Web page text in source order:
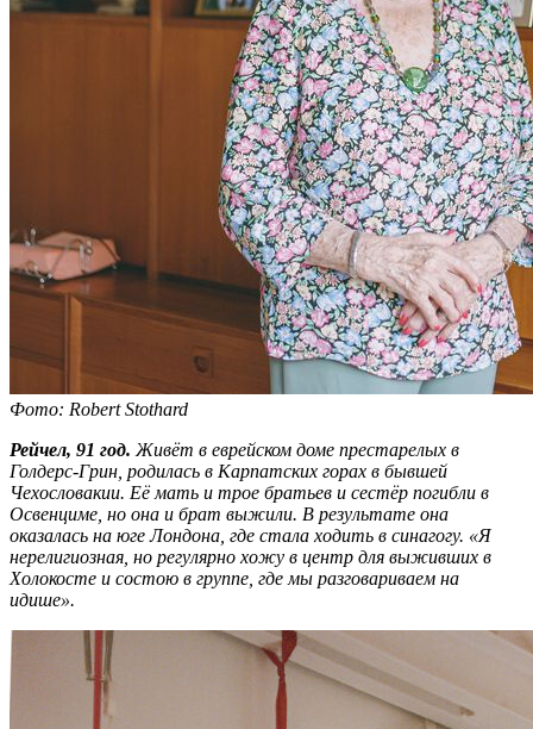
Фото: Robert Stothard
Рейчел, 91 год. Живёт в еврейском доме престарелых в
Голдерс-Грин, родилась в Карпатских горах в бывшей
Чехословакии. Её мать и трое братьев и сестёр погибли в
Освенциме, но она и брат выжили. В результате она
оказалась на юге Лондона, где стала ходить в синагогу. «Я
нерелигиозная, но регулярно хожу в центр для выживших в
Холокосте и состою в группе, где мы разговариваем на
идише».